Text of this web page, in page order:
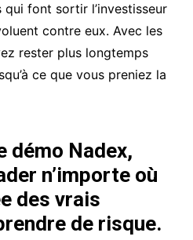
font sortir l’investisseur
contre eux. Avec les
rester plus longtemps
ce que vous preniez la
démo Nadex,
n’importe où
des vrais
de risque.